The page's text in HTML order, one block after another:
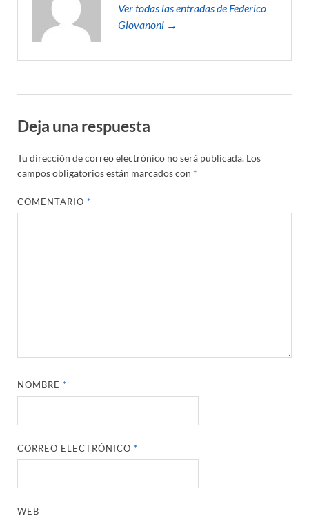
Ver todas las entradas de Federico
Giovanoni →
Deja una respuesta
Tu dirección de correo electrónico no será publicada. Los
campos obligatorios están marcados con *
COMENTARIO*
NOMBRE*
CORREO ELECTRÓNICO*
WEB